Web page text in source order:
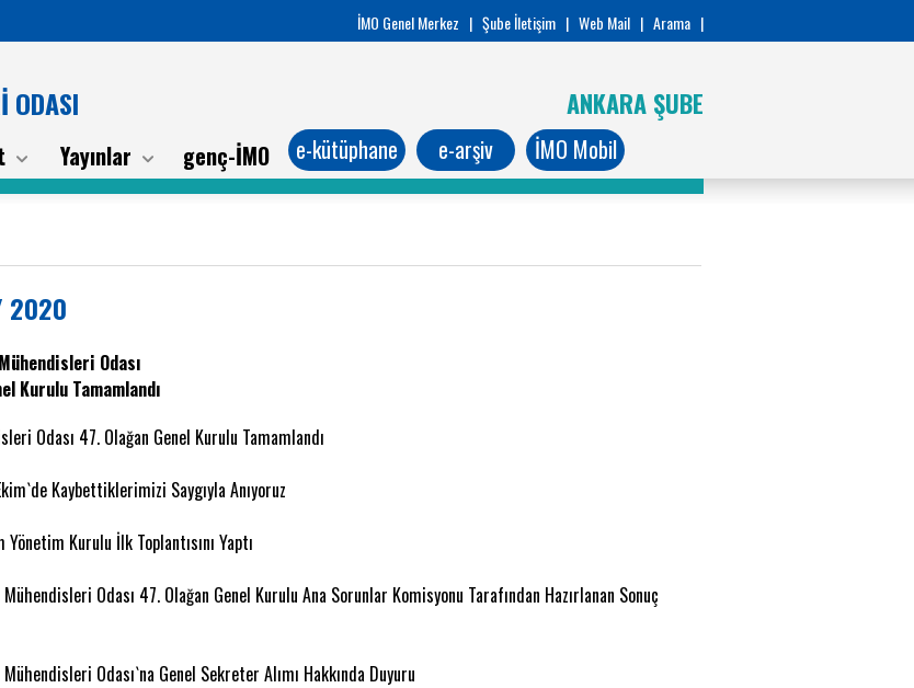
İMO Genel Merkez | Şube İletişim | Web Mail | Arama |
ODASI ANKARA ŞUBE
Yayınlar genç-İMO e-kütüphane e-arşiv İMO Mobil
2020
Odası
Kurulu Tamamlandı
Odası 47. Olağan Genel Kurulu Tamamlandı
Kaybettiklerimizi Saygıyla Anıyoruz
Yönetim Kurulu İlk Toplantısını Yaptı
Odası 47. Olağan Genel Kurulu Ana Sorunlar Komisyonu Tarafından Hazırlanan Sonuç
Odası`na Genel Sekreter Alımı Hakkında Duyuru